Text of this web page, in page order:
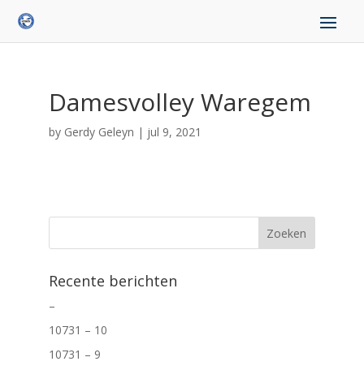
Damesvolley Waregem
by Gerdy Geleyn | jul 9, 2021
Recente berichten
–
10731 – 10
10731 – 9